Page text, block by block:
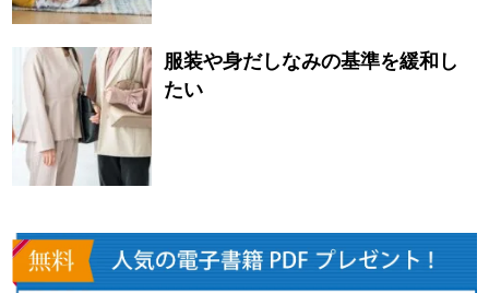
服装や身だしなみの基準を緩和し
たい